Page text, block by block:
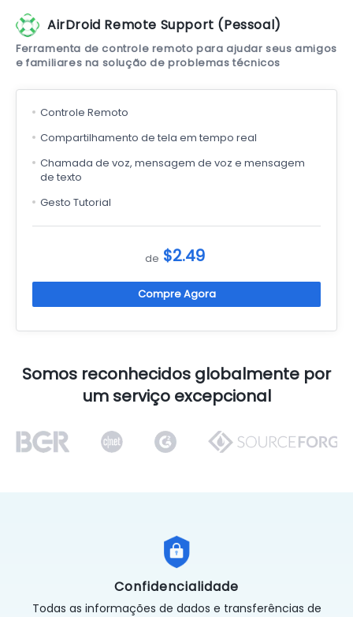
AirDroid Remote Support (Pessoal)
Ferramenta de controle remoto para ajudar seus amigos
e familiares na solução de problemas técnicos
Controle Remoto
Compartilhamento de tela em tempo real
Chamada de voz, mensagem de voz e mensagem
de texto
Gesto Tutorial
de $2.49
Compre Agora
Somos reconhecidos globalmente por
um serviço excepcional
Confidencialidade
Todas as informações de dados e transferências de